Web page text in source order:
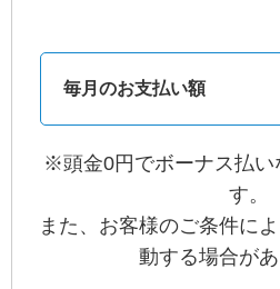
毎月のお支払い額
※頭金0円でボーナス払い
す。
また、お客様のご条件に
動する場合があ